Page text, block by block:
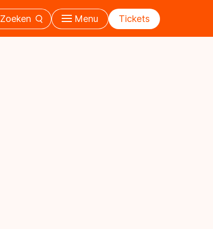
Zoeken Menu Tickets